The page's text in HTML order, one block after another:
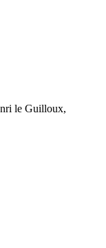
le Guilloux,